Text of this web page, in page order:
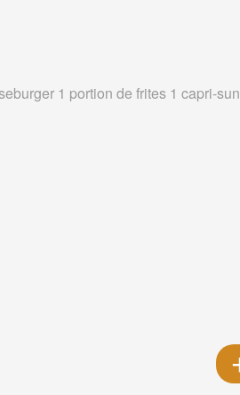
1 portion de frites 1 capri-sun